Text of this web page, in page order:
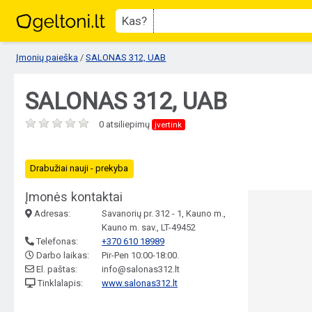
Kas?
Įmonių paieška /SALONAS 312, UAB
SALONAS 312, UAB
0 atsiliepimų įvertink
Drabužiai nauji - prekyba
Įmonės kontaktai
Adresas:
Savanorių pr. 312 - 1, Kauno m.,
Kauno m. sav., LT-49452
Telefonas:
+370 610 18989
Darbo laikas:
Pir-Pen 10:00-18:00.
El. paštas:
info@salonas312.lt
Tinklalapis:
www.salonas312.lt